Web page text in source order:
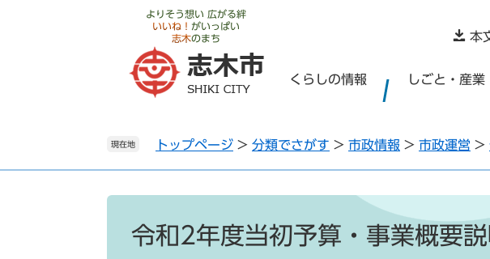
よりそう想い 広がる絆
いいね！ がいっぱい
志木のまち 本
くらしの情報 しごと・産業
現在地 トップページ > 分類でさがす > 市政情報 > 市政運営 >
令和2年度当初予算・事業概要説